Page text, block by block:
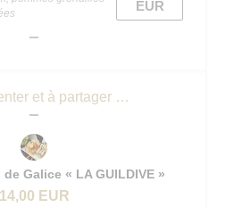
EUR
et à partager …
Galice « LA GUILDIVE »
14,00 EUR